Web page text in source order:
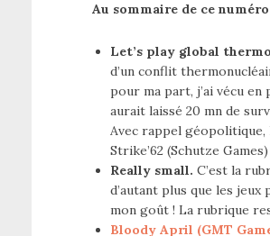
Au sommaire de ce numéro
Let’s play global
d’un conflit
pour ma part, j’ai vécu
aurait laissé 20 mn de
Avec rappel géopolitique,
Strike’62 (Schutze
Really small. C’est la
d’autant plus que les
mon goût ! La rubrique
Bloody April (GMT